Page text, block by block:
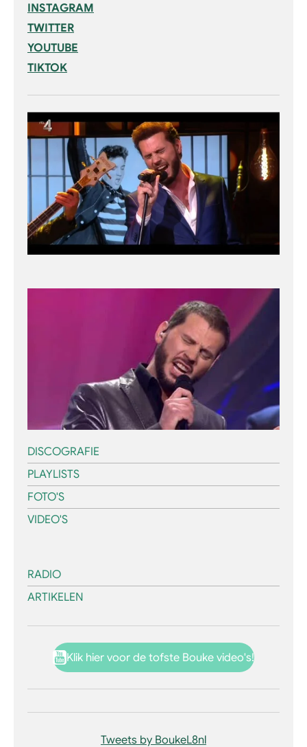
INSTAGRAM
TWITTER
YOUTUBE
TIKTOK
DISCOGRAFIE
PLAYLISTS
FOTO'S
VIDEO'S
RADIO
ARTIKELEN
Klik hier voor de tofste Bouke video's!
Tweets by BoukeL8nl